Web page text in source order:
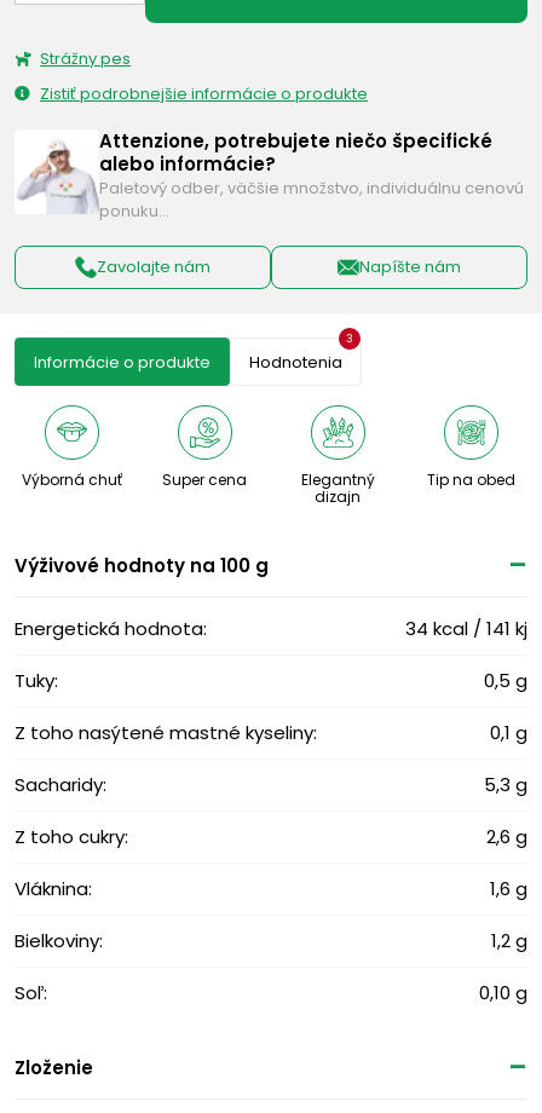
Strážny pes
Zistiť podrobnejšie informácie o produkte
Attenzione, potrebujete niečo špecifické
alebo informácie?
Paletový odber, väčšie množstvo, individuálnu cenovú
ponuku…
Zavolajte nám Napíšte nám
Informácie o produkte Hodnotenia
3
Výborná chuť Super cena
Elegantný
dizajn
Tip na obed
Výživové ​​hodnoty na 100 g
Energetická hodnota: 34 kcal / 141 kj
Tuky: 0,5 g
Z toho nasýtené mastné kyseliny: 0,1 g
Sacharidy: 5,3 g
Z toho cukry: 2,6 g
Vláknina: 1,6 g
Bielkoviny: 1,2 g
Soľ: 0,10 g
Zloženie